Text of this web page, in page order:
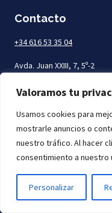
Valoramos tu
Usamos cookies para
mostrarle anuncios o
nuestro tráfico. Al hacer
consentimiento a nuestro
Personalizar
Contacto
+34 616 53 35 04
Avda. Juan XXIII, 7, 5º-2
Las Palmas de Gran Canaria
Todos los derechos